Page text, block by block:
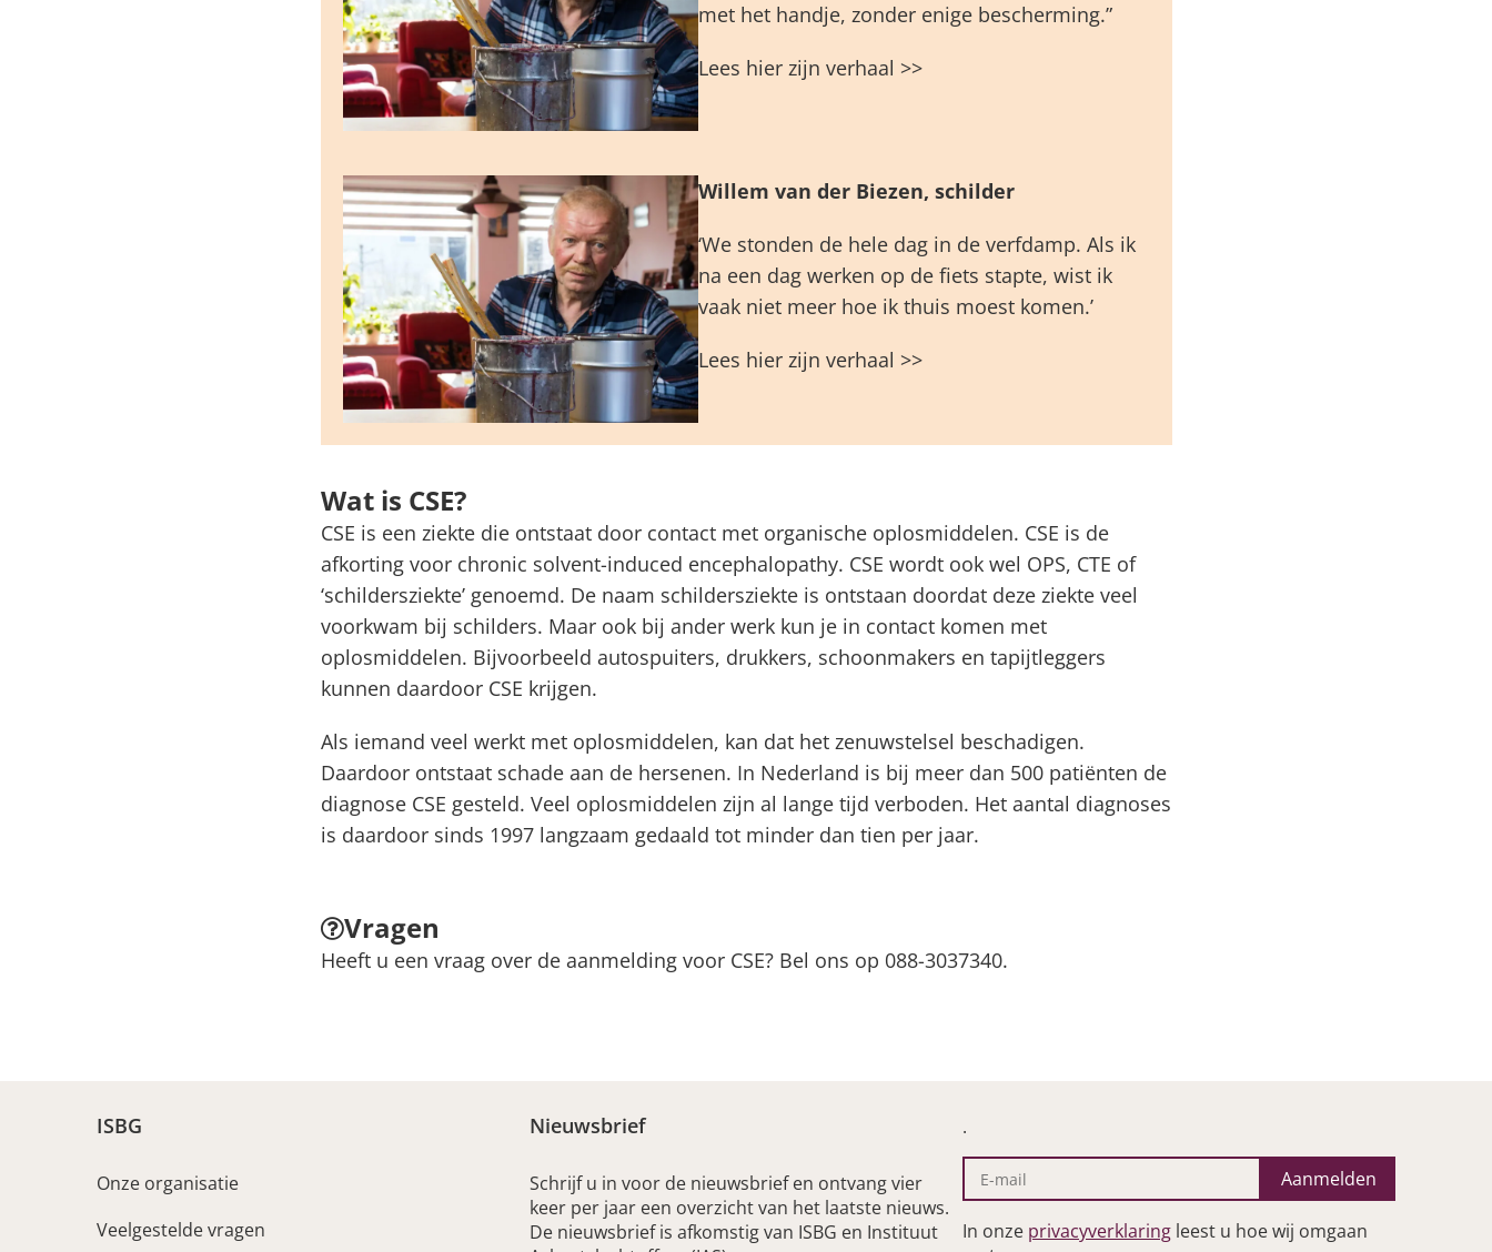
met het handje, zonder enige bescherming.”
Lees hier zijn verhaal >>
Willem van der Biezen, schilder
‘We stonden de hele dag in de verfdamp. Als ik
na een dag werken op de fiets stapte, wist ik
vaak niet meer hoe ik thuis moest komen.’
Lees hier zijn verhaal >>
Wat is CSE?
CSE is een ziekte die ontstaat door contact met organische oplosmiddelen. CSE is de
afkorting voor chronic solvent-induced encephalopathy. CSE wordt ook wel OPS, CTE of
‘schildersziekte’ genoemd. De naam schildersziekte is ontstaan doordat deze ziekte veel
voorkwam bij schilders. Maar ook bij ander werk kun je in contact komen met
oplosmiddelen. Bijvoorbeeld autospuiters, drukkers, schoonmakers en tapijtleggers
kunnen daardoor CSE krijgen.
Als iemand veel werkt met oplosmiddelen, kan dat het zenuwstelsel beschadigen.
Daardoor ontstaat schade aan de hersenen. In Nederland is bij meer dan 500 patiënten de
diagnose CSE gesteld. Veel oplosmiddelen zijn al lange tijd verboden. Het aantal diagnoses
is daardoor sinds 1997 langzaam gedaald tot minder dan tien per jaar.
Vragen
Heeft u een vraag over de aanmelding voor CSE? Bel ons op 088-3037340.
ISBG
Onze organisatie
Veelgestelde vragen
Nieuwsbrief
Schrijf u in voor de nieuwsbrief en ontvang vier
keer per jaar een overzicht van het laatste nieuws.
De nieuwsbrief is afkomstig van ISBG en Instituut
.
Aanmelden
In onze privacyverklaring leest u hoe wij omgaan